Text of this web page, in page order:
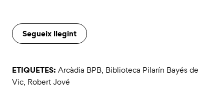
Segueix llegint
ETIQUETES: Arcàdia BPB, Biblioteca Pilarín Bayés de
Vic, Robert Jové